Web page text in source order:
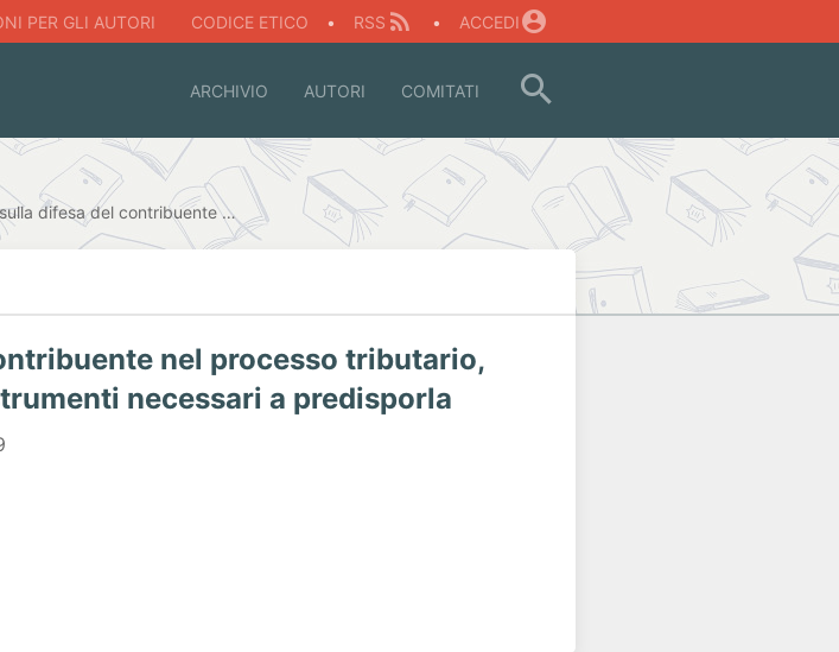
PER GLI AUTORI CODICE ETICO • RSS • ACCEDI
ARCHIVIO AUTORI COMITATI
Considerazioni sulla difesa del contribuente nel processo tributario, sotto il profilo del tempo e degli strumenti necessari a predisporla
nel processo tributario,
necessari a predisporla